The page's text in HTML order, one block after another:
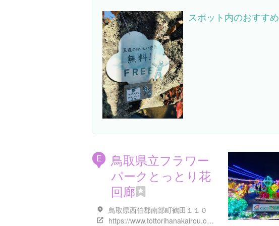
スポット内のおすすめ
E
鳥取県立フラワー
パークとっとり花
回廊
鳥取県西伯郡南部町鶴田１１０
https://www.tottorihanakairou.or.jp/